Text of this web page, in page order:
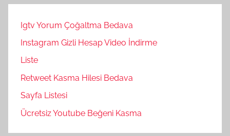
Igtv Yorum Çoğaltma Bedava
Instagram Gizli Hesap Video İndirme
Liste
Retweet Kasma Hilesi Bedava
Sayfa Listesi
Ücretsiz Youtube Beğeni Kasma